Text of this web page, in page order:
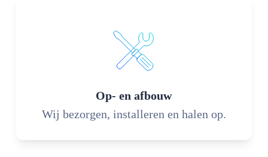
Op- en afbouw
Wij bezorgen, installeren en halen op.